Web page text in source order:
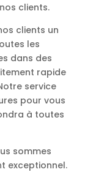
clients.
clients un
les
dans des
rapide
service
pour vous
à toutes
sommes
exceptionnel.